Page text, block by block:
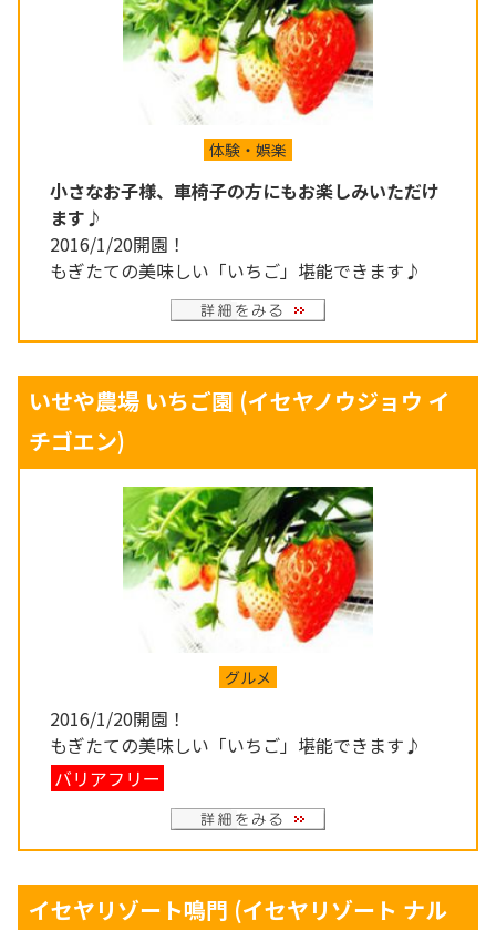
体験・娯楽
小さなお子様、車椅子の方にもお楽しみいただけ
ます♪
2016/1/20開園！
もぎたての美味しい「いちご」堪能できます♪
いせや農場 いちご園 (イセヤノウジョウ イ
チゴエン)
グルメ
2016/1/20開園！
もぎたての美味しい「いちご」堪能できます♪
バリアフリー
イセヤリゾート鳴門 (イセヤリゾート ナル